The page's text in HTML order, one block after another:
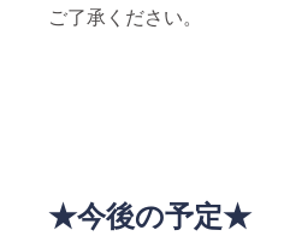
ご了承ください。
★今後の予定★